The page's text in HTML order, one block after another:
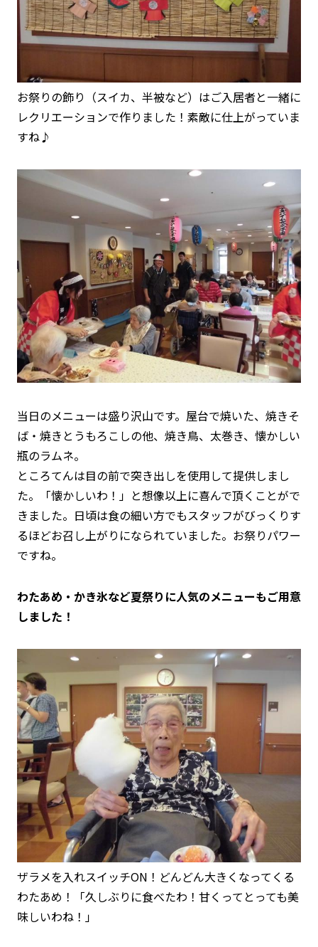
お祭りの飾り（スイカ、半被など）はご入居者と一緒に
レクリエーションで作りました！素敵に仕上がっていま
すね♪
当日のメニューは盛り沢山です。屋台で焼いた、焼きそ
ば・焼きとうもろこしの他、焼き鳥、太巻き、懐かしい
瓶のラムネ。
ところてんは目の前で突き出しを使用して提供しまし
た。「懐かしいわ！」と想像以上に喜んで頂くことがで
きました。日頃は食の細い方でもスタッフがびっくりす
るほどお召し上がりになられていました。お祭りパワー
ですね。
わたあめ・かき氷など夏祭りに人気のメニューもご用意
しました！
ザラメを入れスイッチON！どんどん大きくなってくる
わたあめ！「久しぶりに食べたわ！甘くってとっても美
味しいわね！」